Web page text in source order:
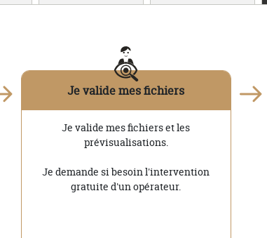
Je valide mes fichiers
Je valide mes fichiers et les
prévisualisations.
Je demande si besoin l'intervention
gratuite d'un opérateur.